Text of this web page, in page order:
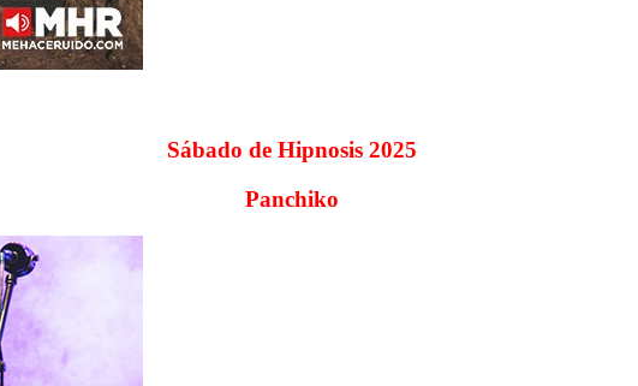
Sábado de Hipnosis 2025
Panchiko